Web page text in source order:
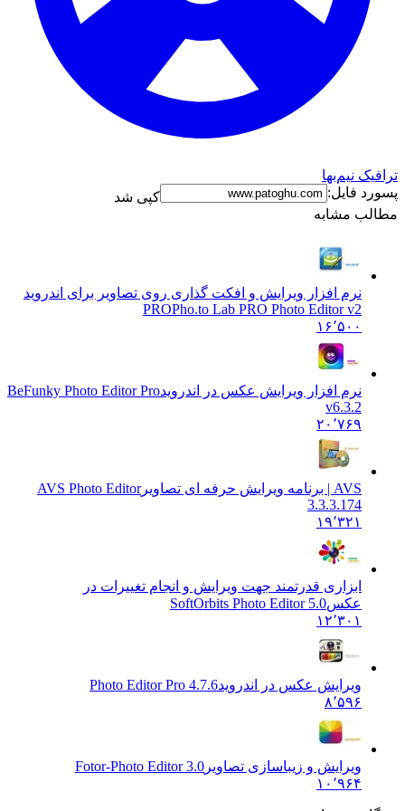
نیم‌بها
فایل:
کپی شد
مشابه
نرم افزار ویرایش و افکت گذاری روی تصاویر برای اندروید
PROPho.to Lab PRO Photo Editor v2
۱۶٬۵۰۰
نرم افزار ویرایش عکس در اندروید BeFunky Photo Editor Pro
۲۰٬۷۶۹
AVS Photo Editor
3.3.3.174
۱۹٬۳۲۱
ابزاری قدرتمند جهت ویرایش و انجام تغییرات در
SoftOrbits Photo Editor 5.0
۱۲٬۳۰۱
ویرایش عکس در اندروید Photo Editor Pro 4.7.6
ویرایش و زیباسازی تصاویرFotor-Photo Editor 3.0
۱۰٬۹۶۴